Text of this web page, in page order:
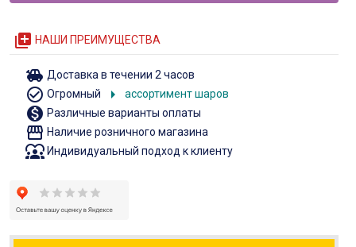
queue НАШИ ПРЕИМУЩЕСТВА
toys Доставка в течении 2 часов
check_circle_outline Огромный arrow_right ассортимент шаров
monetization_on Различные варианты оплаты
storefront Наличие розничного магазина
diversity_1Индивидуальный подход к клиенту